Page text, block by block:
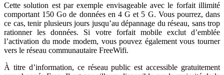
Cette solution est par exemple envisageable avec le forfait illimité
comportant 150 Go de données en 4 G et 5 G. Vous pourrez, dans
ce cas, tenir plusieurs jours jusqu’au dépannage du réseau, sans trop
rationner les données. Si votre forfait mobile exclut d’emblée
l’activation du mode modem, vous pouvez également vous tourner
vers le réseau communautaire FreeWifi.
À titre d’information, ce réseau public est accessible gratuitement